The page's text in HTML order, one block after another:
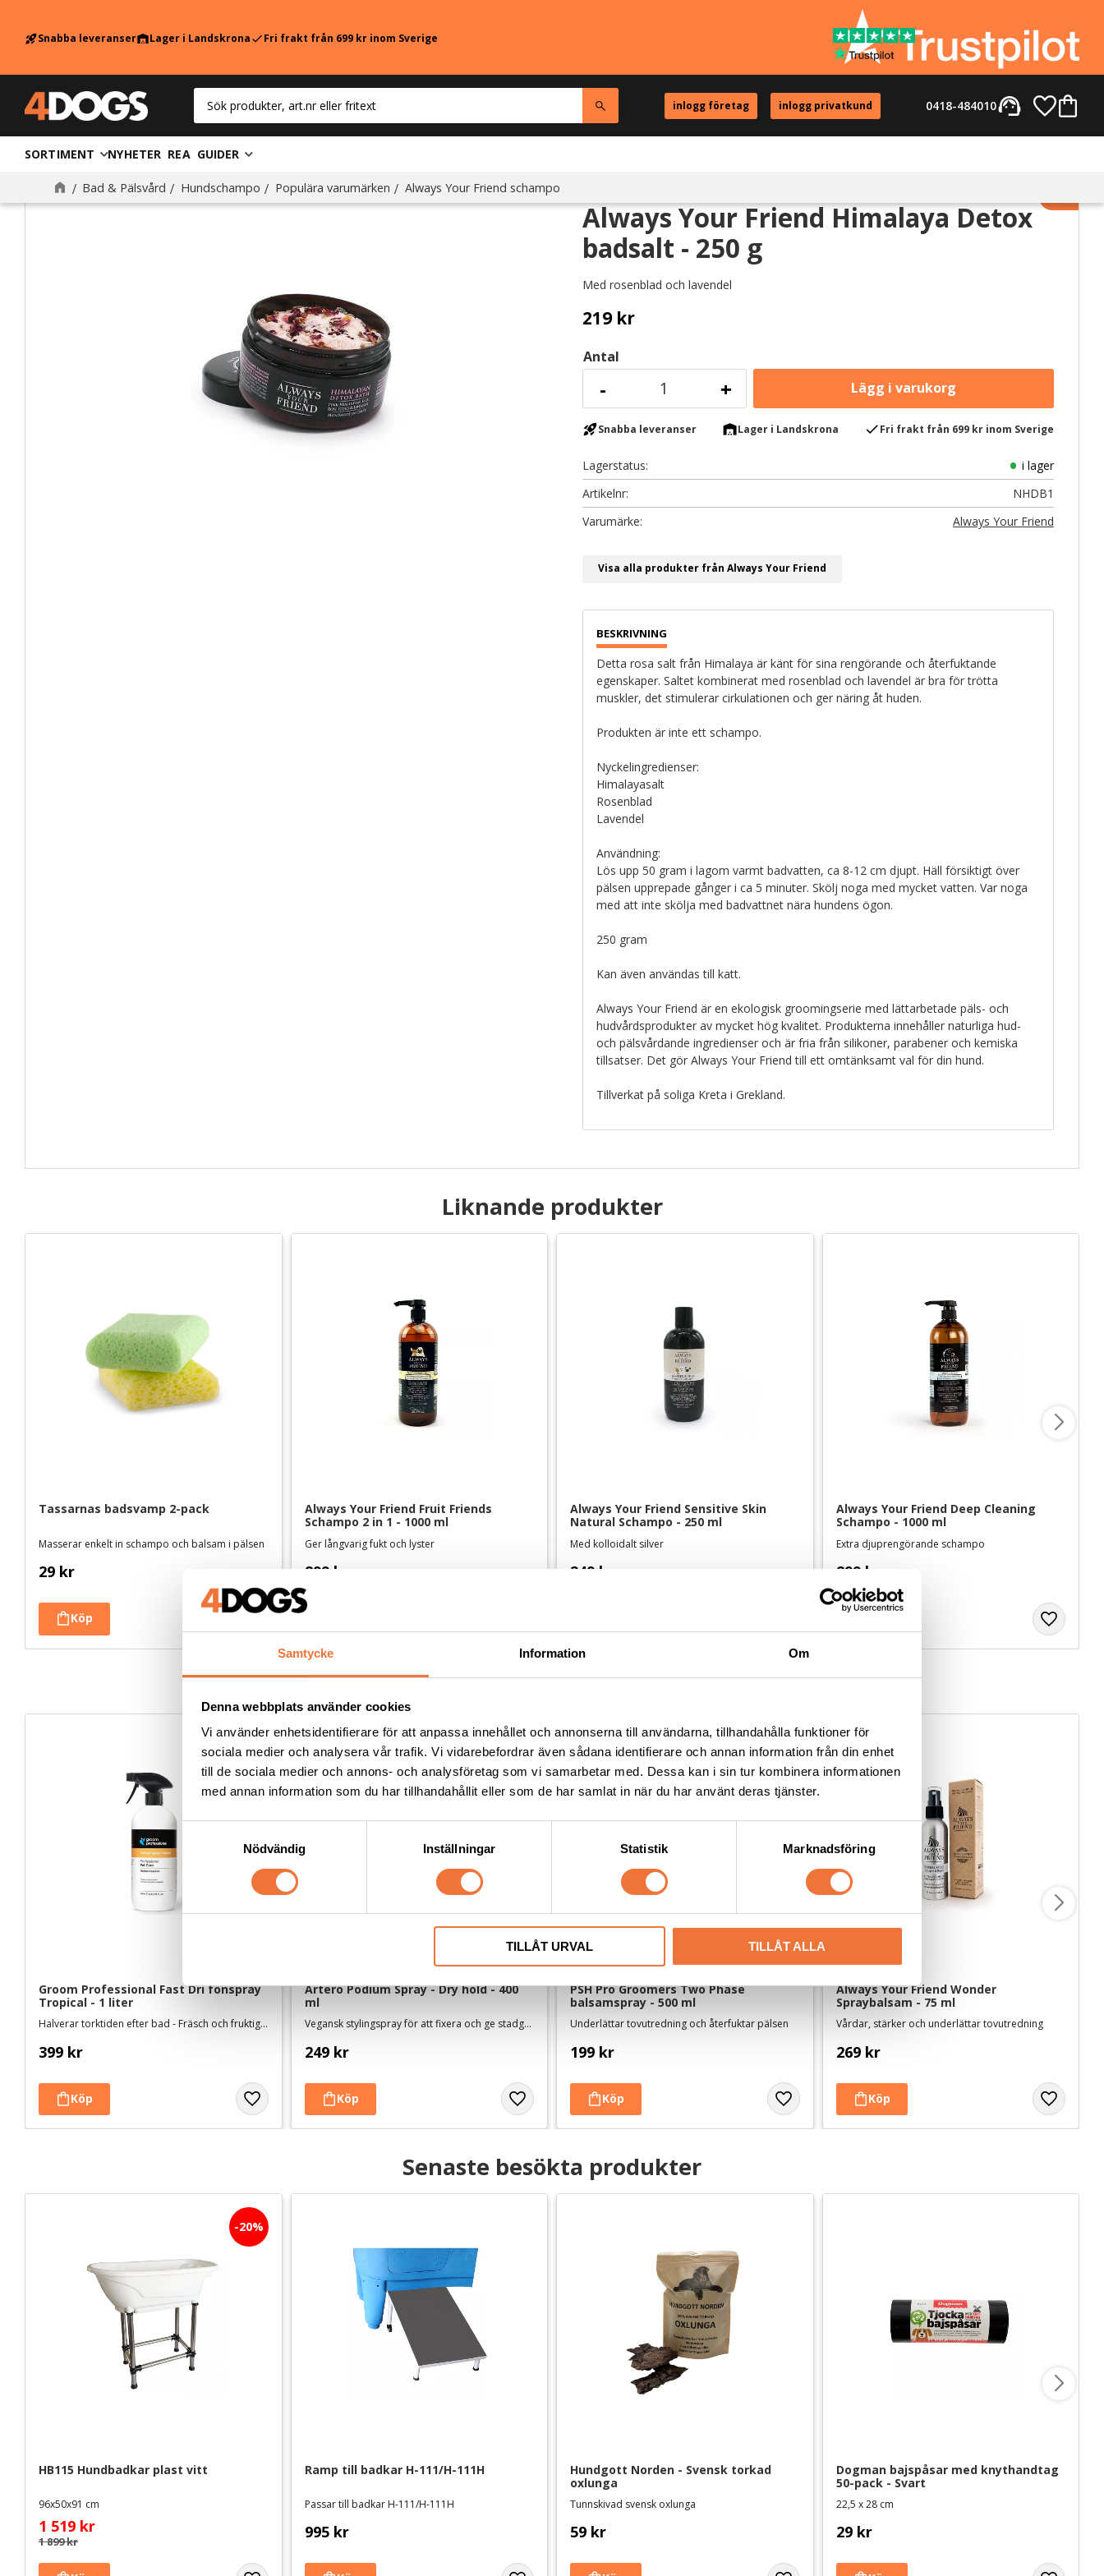
Samtycke Information Om
Denna webbplats använder cookies
Vi använder enhetsidentifierare för att anpassa innehållet och annonserna till användarna, tillhandahålla funktioner för
sociala medier och analysera vår trafik. Vi vidarebefordrar även sådana identifierare och annan information från din enhet
till de sociala medier och annons- och analysföretag som vi samarbetar med. Dessa kan i sin tur kombinera informationen
med annan information som du har tillhandahållit eller som de har samlat in när du har använt deras tjänster.
y
s
a
Nödvändig Inställningar Statistik Marknadsföring
TILLÅT URVAL TILLÅT ALLA
rocket_launchSnabba leveranserwarehouseLager i LandskronacheckFri frakt från 699 kr inom Sverige
inlogg företag inlogg privatkund support_agent
0418-484010
SORTIMENT NYHETER REA GUIDER
Bad & Pälsvård Hundschampo Populära varumärken Always Your Friend schampo
Always Your Friend Himalaya Detox
badsalt - 250 g
Med rosenblad och lavendel
219kr
Antal
+
-
Lägg
rocket_launchSnabba leveranser warehouseLager i Landskrona checkFri frakt från 699 kr inom Sverige
Lagerstatus
i lager
Artikelnr
NHDB1
Always Your Friend
Visa alla produkter från Always Your Friend
Detta rosa salt från Himalaya är känt för sina rengörande och återfuktande
egenskaper. Saltet kombinerat med rosenblad och lavendel är bra för trötta
muskler, det stimulerar cirkulationen och ger näring åt huden.
Produkten är inte ett schampo.
Nyckelingredienser:
Himalayasalt
Rosenblad
Lavendel
Användning:
Lös upp 50 gram i lagom varmt badvatten, ca 8-12 cm djupt. Häll försiktigt över
pälsen upprepade gånger i ca 5 minuter. Skölj noga med mycket vatten. Var noga
med att inte skölja med badvattnet nära hundens ögon.
250 gram
Kan även användas till katt.
Always Your Friend är en ekologisk groomingserie med lättarbetade päls- och
hudvårdsprodukter av mycket hög kvalitet. Produkterna innehåller naturliga hud-
och pälsvårdande ingredienser och är fria från silikoner, parabener och kemiska
tillsatser. Det gör Always Your Friend till ett omtänksamt val för din hund.
Tillverkat på soliga Kreta i Grekland.
Liknande produkter
Tassarnas badsvamp 2-pack
Masserar enkelt in schampo och balsam i pälsen
29 kr
Always Your Friend Fruit Friends
Schampo 2 in 1 - 1000 ml
Ger långvarig fukt och lyster
899 kr
Always Your Friend Sensitive Skin
Natural Schampo - 250 ml
Med kolloidalt silver
249 kr
Always Your Friend Deep Cleaning
Schampo - 1000 ml
Extra djuprengörande schampo
899 kr
Andra köpte även
Groom Professional Fast Dri fönspray
Tropical - 1 liter
Halverar torktiden efter bad - Fräsch och fruktig doft
399 kr
Artero Podium Spray - Dry hold - 400
ml
Vegansk stylingspray för att fixera och ge stadga - torr
249 kr
PSH Pro Groomers Two Phase
balsamspray - 500 ml
Underlättar tovutredning och återfuktar pälsen
199 kr
Always Your Friend Wonder
Spraybalsam - 75 ml
Vårdar, stärker och underlättar tovutredning
269 kr
Senaste besökta produkter
HB115 Hundbadkar plast vitt
96x50x91 cm
1 519 kr
1 899kr
20%
Ramp till badkar H-111/H-111H
Passar till badkar H-111/H-111H
995 kr
Hundgott Norden - Svensk torkad
oxlunga
Tunnskivad svensk oxlunga
59 kr
Dogman bajspåsar med knythandtag
50-pack - Svart
22,5 x 28 cm
29 kr